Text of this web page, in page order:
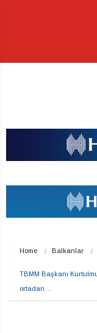
Home Balkanlar
TBMM Başkanı
ortadan…